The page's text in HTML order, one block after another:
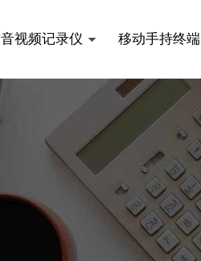
音视频记录仪 移动手持终端